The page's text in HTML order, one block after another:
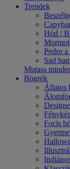
Trendek
Hód /
Pedro
Sad
Mutass
Bögrék
Állatos
Focis